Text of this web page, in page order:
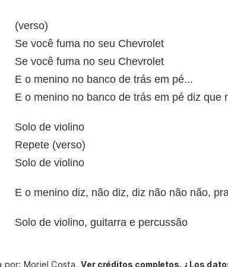
(verso)
Se você fuma no seu Chevrolet
Se você fuma no seu Chevrolet
E o menino no banco de trás em pé...
E o menino no banco de trás em pé diz que
Solo de violino
Repete (verso)
Solo de violino
E o menino diz, não diz, diz não não não,
Solo de violino, guitarra e percussão
automático
por: Moriel Costa. Ver créditos completos. ¿Los